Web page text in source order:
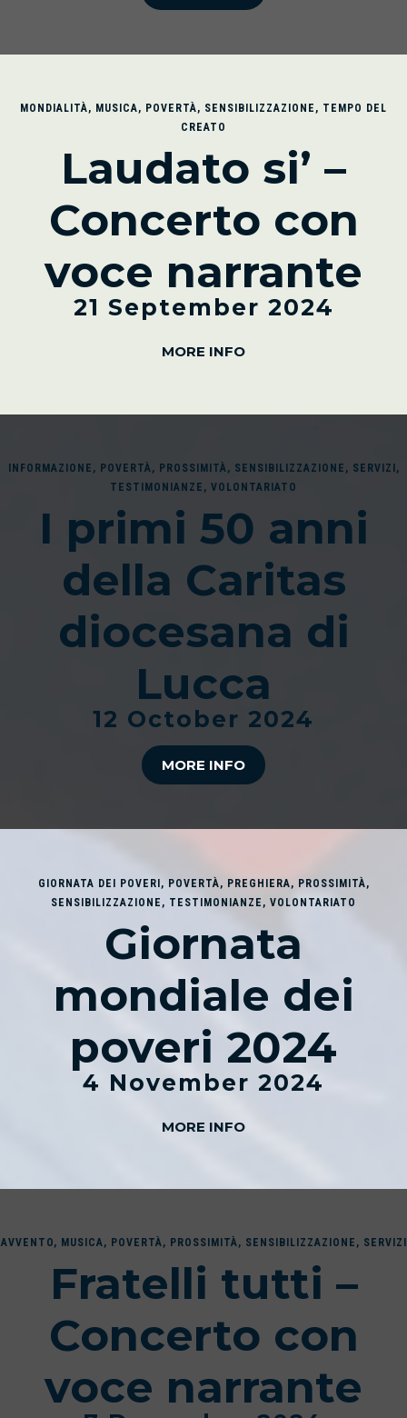
MONDIALITÀ, MUSICA, POVERTÀ, SENSIBILIZZAZIONE , TEMPO DEL
CREATO
Laudato si’ –
Concerto con
voce narrante
21 September 2024
MORE INFO
INFORMAZIONE , POVERTÀ, PROSSIMITÀ, SENSIBILIZZAZIONE , SERVIZI ,
TESTIMONIANZE , VOLONTARIATO
I primi 50 anni
della Caritas
diocesana di
Lucca
12 October 2024
MORE INFO
GIORNATA DEI POVERI, POVERTÀ, PREGHIERA, PROSSIMITÀ,
SENSIBILIZZAZIONE , TESTIMONIANZE , VOLONTARIATO
Giornata
mondiale dei
poveri 2024
4 November 2024
MORE INFO
AVVENTO, MUSICA, POVERTÀ, PROSSIMITÀ, SENSIBILIZZAZIONE , SERVIZI
Fratelli tutti –
Concerto con
voce narrante